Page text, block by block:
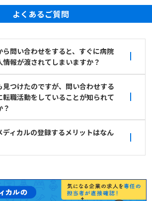
よくあるご質問
ら問い合わせをすると、すぐに病院
情報が渡されてしまいますか？
見つけたのですが、問い合わせする
転職活動をしていることが知られて
？
ディカルの登録するメリットはなん